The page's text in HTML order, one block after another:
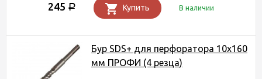
245 Р Купить В наличии
Бур SDS+ для перфоратора 10х160
мм ПРОФИ (4 резца)